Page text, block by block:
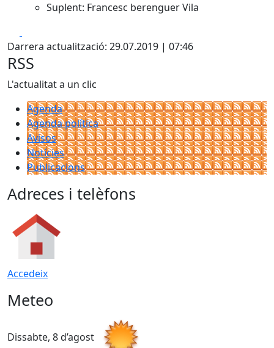
Suplent: Francesc berenguer Vila
Darrera actualització: 29.07.2019 | 07:46
RSS
L'actualitat a un clic
Agenda
Agenda política
Avisos
Notícies
Publicacions
Adreces i telèfons
Accedeix
Meteo
Dissabte, 8 d’agost